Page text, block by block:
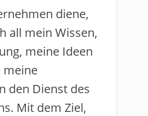
diene,
all mein Wissen,
meine Ideen
meine
den Dienst des
Mit dem Ziel,